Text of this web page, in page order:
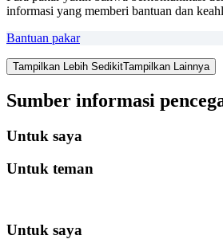
informasi yang memberi bantuan dan
Bantuan pakar
Tampilkan Lebih SedikitTampilkan Lainnya
Sumber informasi
Untuk saya
Untuk teman
Untuk saya